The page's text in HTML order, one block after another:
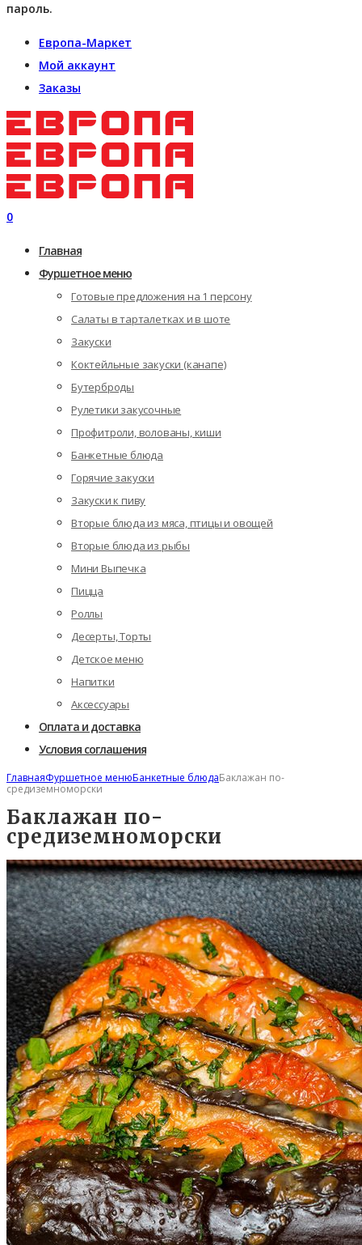
пароль.
Европа-Маркет
Мой аккаунт
Заказы
0
Главная
Фуршетное меню
Готовые предложения на 1 персону
Салаты в тарталетках и в шоте
Закуски
Коктейльные закуски (канапе)
Бутерброды
Рулетики закусочные
Профитроли, волованы, киши
Банкетные блюда
Горячие закуски
Закуски к пиву
Вторые блюда из мяса, птицы и овощей
Вторые блюда из рыбы
Мини Выпечка
Пицца
Роллы
Десерты, Торты
Детское меню
Напитки
Аксессуары
Оплата и доставка
Условия соглашения
ГлавнаяФуршетное менюБанкетные блюдаБаклажан по-
средиземноморски
Баклажан по-
средиземноморски